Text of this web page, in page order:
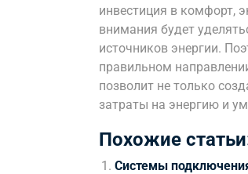
инвестиция в комфорт,
внимания будет
источников энергии.
правильном
позволит не только
затраты на энергию и
Похожие
Системы